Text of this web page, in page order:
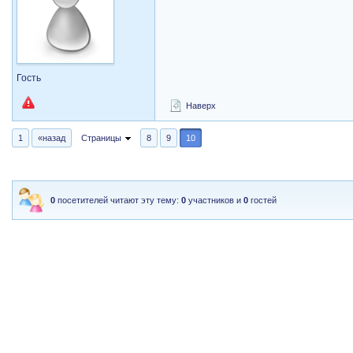
Гость
Наверх
1 «назад Страницы 8 9 10
0 посетителей читают эту тему:0 участников и0 гостей